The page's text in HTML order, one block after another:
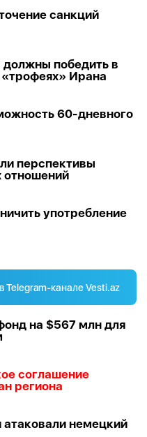
санкций
победить в
«трофеях» Ирана
60-дневного
перспективы
отношений
употребление
Telegram-канале Vesti.az
на $567 млн для
соглашение
региона
атаковали немецкий